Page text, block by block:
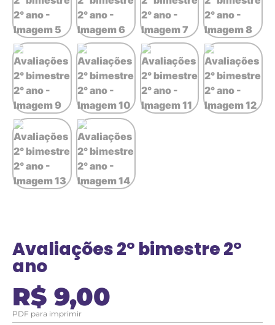
Avaliações 2° bimestre 2°
ano
R$ 9,00
PDF para imprimir